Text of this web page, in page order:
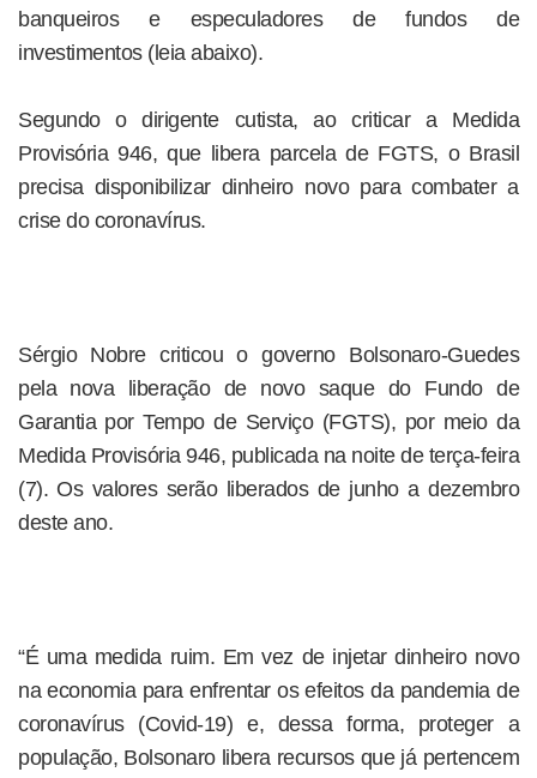
banqueiros e especuladores de fundos de
investimentos (leia abaixo).
Segundo o dirigente cutista, ao criticar a Medida
Provisória 946, que libera parcela de FGTS, o Brasil
precisa disponibilizar dinheiro novo para combater a
crise do coronavírus.
Sérgio Nobre criticou o governo Bolsonaro-Guedes
pela nova liberação de novo saque do Fundo de
Garantia por Tempo de Serviço (FGTS), por meio da
Medida Provisória 946, publicada na noite de terça-feira
(7). Os valores serão liberados de junho a dezembro
deste ano.
“É uma medida ruim. Em vez de injetar dinheiro novo
na economia para enfrentar os efeitos da pandemia de
coronavírus (Covid-19) e, dessa forma, proteger a
população, Bolsonaro libera recursos que já pertencem